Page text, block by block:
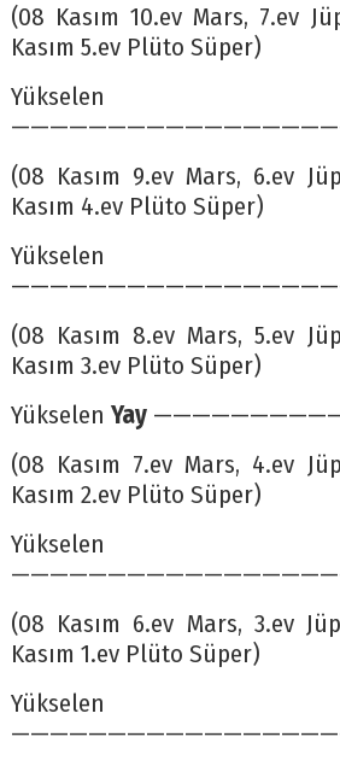
(08 Kasım 10.ev Mars, 7.ev
Kasım 5.ev Plüto Süper)
(08 Kasım 9.ev Mars, 6.ev
Kasım 4.ev Plüto Süper)
(08 Kasım 8.ev Mars, 5.ev
Kasım 3.ev Plüto Süper)
Yükselen Yay
(08 Kasım 7.ev Mars, 4.ev
Kasım 2.ev Plüto Süper)
(08 Kasım 6.ev Mars, 3.ev
Kasım 1.ev Plüto Süper)